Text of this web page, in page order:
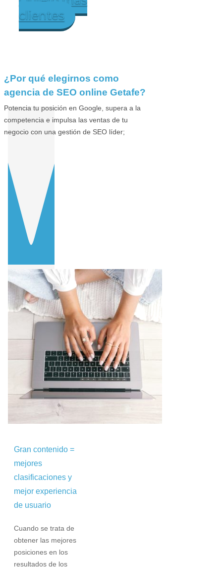
clientes
¿Por qué elegirnos como
agencia de SEO online Getafe?
Potencia tu posición en Google, supera a la
competencia e impulsa las ventas de tu
negocio con una gestión de SEO líder;
Gran contenido =
mejores
clasificaciones y
mejor experiencia
de usuario
Cuando se trata de
obtener las mejores
posiciones en los
resultados de los